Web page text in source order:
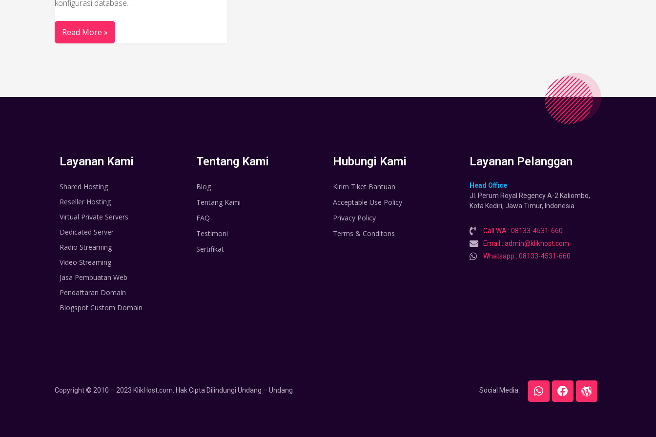
konfigurasi database.…
Read More »
Layanan Kami
Shared Hosting
Reseller Hosting
Virtual Private Servers
Dedicated Server
Radio Streaming
Video Streaming
Jasa Pembuatan Web
Pendaftaran Domain
Blogspot Custom Domain
Tentang Kami
Blog
Tentang Kami
FAQ
Testimoni
Sertifikat
Hubungi Kami
Kirim Tiket Bantuan
Acceptable Use Policy
Privacy Policy
Terms & Conditons
Layanan Pelanggan
Head Office
Jl. Perum Royal Regency A-2 Kaliombo,
Kota Kediri, Jawa Timur, Indonesia
Call WA : 08133-4531-660
Email : admin@klikhost.com
Whatsapp : 08133-4531-660
Copyright © 2010 – 2023 KlikHost.com. Hak Cipta Dilindungi Undang – Undang Social Media: